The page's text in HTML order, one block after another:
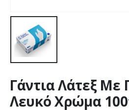
Γάντια Λάτεξ Με
Λευκό Χρώμα